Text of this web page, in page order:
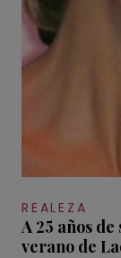
REALEZA
A 25 años
verano de